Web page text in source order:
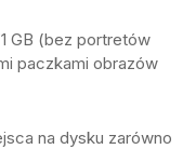
GB (bez portretów
paczkami obrazów
na dysku zarówno